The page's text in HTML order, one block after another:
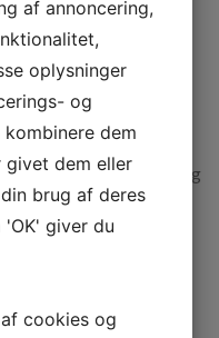
og caviar
sort peber og
af annoncering,
oplysninger
og
dem
givet dem eller
brug af deres
giver du
cookies og